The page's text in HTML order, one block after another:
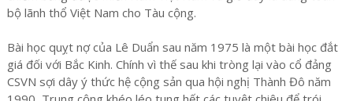
bộ lãnh thổ Việt Nam cho Tàu cộng.
Bài học quỵt nợ của Lê Duẩn sau năm 1975 là một bài học đắt
giá đối với Bắc Kinh. Chính vì thế sau khi tròng lại vào cổ đảng
CSVN sợi dây ý thức hệ cộng sản qua hội nghị Thành Đô năm